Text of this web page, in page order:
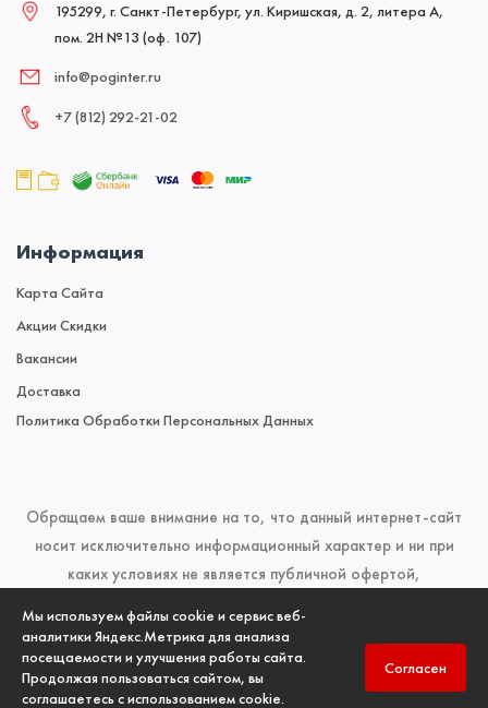
Мы используем файлы cookie и сервис веб-
аналитики Яндекс.Метрика для анализа
посещаемости и улучшения работы сайта.
Продолжая пользоваться сайтом, вы
соглашаетесь с использованием cookie.
Согласен
195299, г. Санкт-Петербург, ул. Киришская, д. 2, литера А,
пом. 2Н №13 (оф. 107)
info@poginter.ru
+7 (812) 292‑21‑02
Информация
Карта Сайта
Акции Скидки
Вакансии
Доставка
Политика Обработки Персональных Данных
Обращаем ваше внимание на то, что данный интернет-сайт
носит исключительно информационный характер и ни при
каких условиях не является публичной офертой,
кодекса Российской Федерации. Для получения подробной
информации о наличии и стоимости указанных товаров и
(или) услуг, пожалуйста, обращайтесь к менеджерам отдела